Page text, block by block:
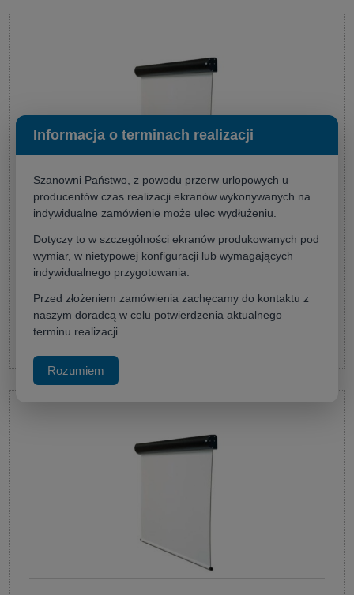
Producent: ADEO
4 220,00 zł
do koszyka
Informacja o terminach realizacji
Szanowni Państwo, z powodu przerw urlopowych u
producentów czas realizacji ekranów wykonywanych na
indywidualne zamówienie może ulec wydłużeniu.
Dotyczy to w szczególności ekranów produkowanych pod
wymiar, w nietypowej konfiguracji lub wymagających
indywidualnego przygotowania.
Przed złożeniem zamówienia zachęcamy do kontaktu z
naszym doradcą w celu potwierdzenia aktualnego
terminu realizacji.
Rozumiem